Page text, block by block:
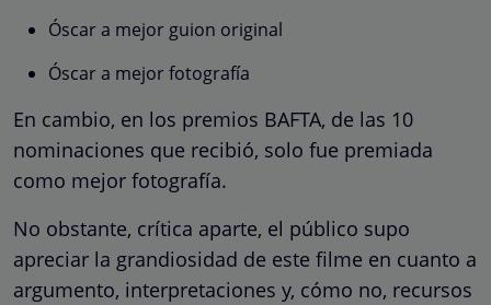
Óscar a mejor guion original
Óscar a mejor fotografía
En cambio, en los premios BAFTA, de las 10
nominaciones que recibió, solo fue premiada
como mejor fotografía.
No obstante, crítica aparte, el público supo
apreciar la grandiosidad de este filme en cuanto a
argumento, interpretaciones y, cómo no, recursos